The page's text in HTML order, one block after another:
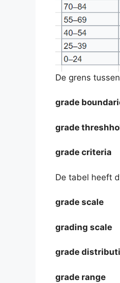
De grens
grade
grade
grade criteria
De tabel heeft
grade scale
grading scale
grade
grade range